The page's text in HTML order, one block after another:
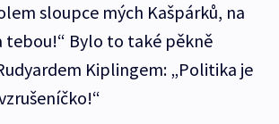
sloupce mých Kašpárků, na
tebou!“ Bylo to také pěkně
Kiplingem: „Politika je